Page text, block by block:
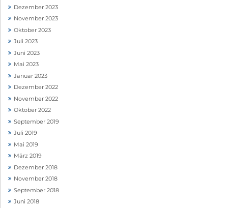
Dezember 2023
November 2023
Oktober 2023
Juli 2023
Juni 2023
Mai 2023
Januar 2023
Dezember 2022
November 2022
Oktober 2022
September 2019
Juli 2019
Mai 2019
März 2019
Dezember 2018
November 2018
September 2018
Juni 2018